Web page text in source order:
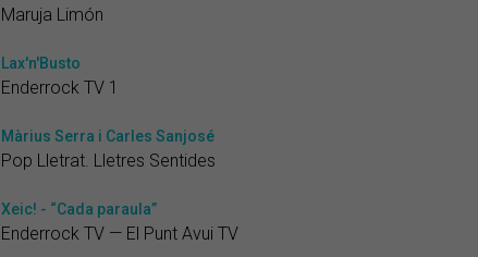
Maruja Limón
Lax'n'Busto
Enderrock TV 1
Màrius Serra i Carles Sanjosé
Pop Lletrat. Lletres Sentides
Xeic! - “Cada paraula”
Enderrock TV — El Punt Avui TV